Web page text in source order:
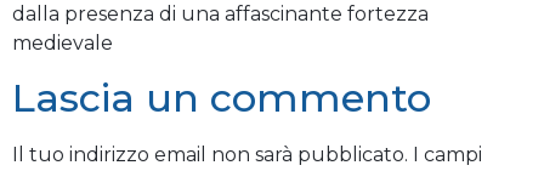
dalla presenza di una affascinante fortezza
medievale
Lascia un commento
Il tuo indirizzo email non sarà pubblicato. I campi